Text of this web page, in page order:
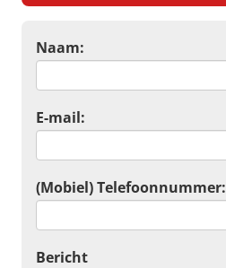
Naam:
E-mail:
(Mobiel) Telefoonnummer:
Bericht